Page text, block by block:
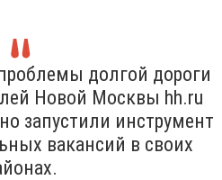
долгой дороги
Новой Москвы hh.ru
запустили инструмент
вакансий в своих